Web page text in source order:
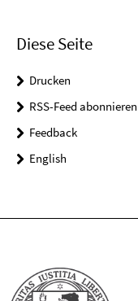
Diese Seite
Drucken
RSS-Feed abonnieren
Feedback
English